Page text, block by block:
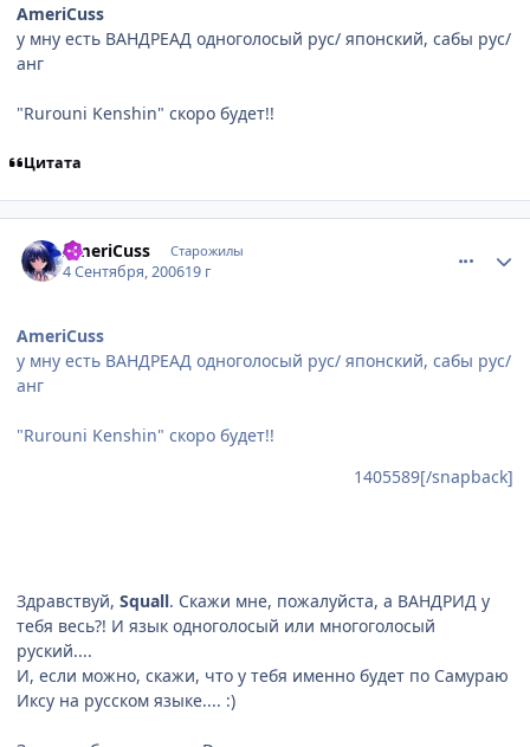
AmeriCuss
у мну есть ВАНДРЕАД одноголосый рус/ японский, сабы рус/
анг
"Rurouni Kenshin" скоро будет!!
Цитата
AmeriCuss Старожилы
4 Сентября, 200619 г
AmeriCuss
у мну есть ВАНДРЕАД одноголосый рус/ японский, сабы рус/
анг
"Rurouni Kenshin" скоро будет!!
1405589[/snapback]
Здравствуй, Squall. Скажи мне, пожалуйста, а ВАНДРИД у
тебя весь?! И язык одноголосый или многоголосый
руский....
И, если можно, скажи, что у тебя именно будет по Самураю
Иксу на русском языке.... :)